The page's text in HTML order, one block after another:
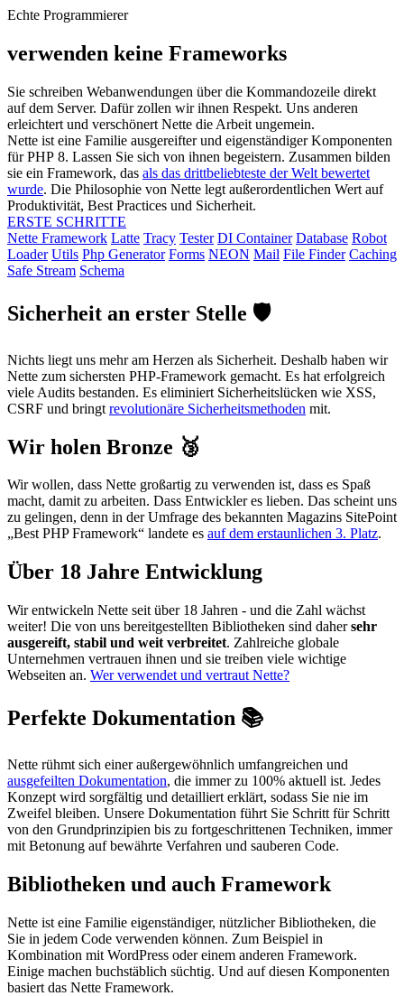
Echte Programmierer
verwenden keine Frameworks
Sie schreiben Webanwendungen über die Kommandozeile direkt
auf dem Server. Dafür zollen wir ihnen Respekt. Uns anderen
erleichtert und verschönert Nette die Arbeit ungemein.
Nette ist eine Familie ausgereifter und eigenständiger Komponenten
für PHP 8. Lassen Sie sich von ihnen begeistern. Zusammen bilden
sie ein Framework, das als das drittbeliebteste der Welt bewertet
wurde. Die Philosophie von Nette legt außerordentlichen Wert auf
Produktivität, Best Practices und Sicherheit.
ERSTE SCHRITTE
Nette Framework Latte Tracy Tester DI Container Database Robot
Loader Utils Php Generator Forms NEON Mail File Finder Caching
Safe Stream Schema
Sicherheit an erster Stelle 🛡️
Nichts liegt uns mehr am Herzen als Sicherheit. Deshalb haben wir
Nette zum sichersten PHP-Framework gemacht. Es hat erfolgreich
viele Audits bestanden. Es eliminiert Sicherheitslücken wie XSS,
CSRF und bringt revolutionäre Sicherheitsmethoden mit.
Wir holen Bronze 🥉
Wir wollen, dass Nette großartig zu verwenden ist, dass es Spaß
macht, damit zu arbeiten. Dass Entwickler es lieben. Das scheint uns
zu gelingen, denn in der Umfrage des bekannten Magazins SitePoint
„Best PHP Framework“ landete es auf dem erstaunlichen 3. Platz.
Über 18 Jahre Entwicklung
Wir entwickeln Nette seit über 18 Jahren - und die Zahl wächst
weiter! Die von uns bereitgestellten Bibliotheken sind dahersehr
ausgereift, stabil und weit verbreitet. Zahlreiche globale
Unternehmen vertrauen ihnen und sie treiben viele wichtige
Webseiten an. Wer verwendet und vertraut Nette?
Perfekte Dokumentation 📚
Nette rühmt sich einer außergewöhnlich umfangreichen und
ausgefeilten Dokumentation, die immer zu 100% aktuell ist. Jedes
Konzept wird sorgfältig und detailliert erklärt, sodass Sie nie im
Zweifel bleiben. Unsere Dokumentation führt Sie Schritt für Schritt
von den Grundprinzipien bis zu fortgeschrittenen Techniken, immer
mit Betonung auf bewährte Verfahren und sauberen Code.
Bibliotheken und auch Framework
Nette ist eine Familie eigenständiger, nützlicher Bibliotheken, die
Sie in jedem Code verwenden können. Zum Beispiel in
Kombination mit WordPress oder einem anderen Framework.
Einige machen buchstäblich süchtig. Und auf diesen Komponenten
basiert das Nette Framework.